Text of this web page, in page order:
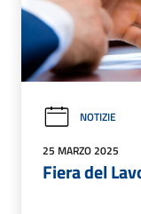
NOTIZIE
25 MARZO 2025
Fiera del